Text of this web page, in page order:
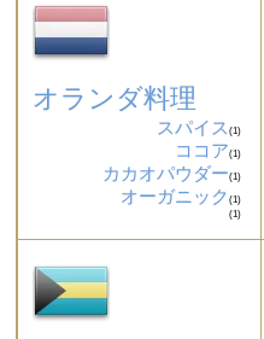
オランダ料理
スパイス(1)
ココア(1)
カカオパウダー(1)
オーガニック(1)
(1)